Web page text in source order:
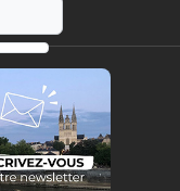
https://radio-g.fr?12385